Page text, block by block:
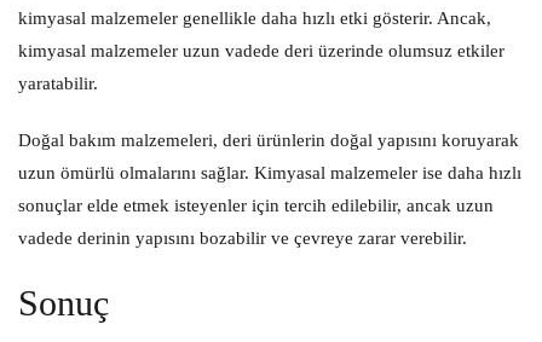
kimyasal malzemeler genellikle daha hızlı etki gösterir. Ancak,
kimyasal malzemeler uzun vadede deri üzerinde olumsuz etkiler
yaratabilir.
Doğal bakım malzemeleri, deri ürünlerin doğal yapısını koruyarak
uzun ömürlü olmalarını sağlar. Kimyasal malzemeler ise daha hızlı
sonuçlar elde etmek isteyenler için tercih edilebilir, ancak uzun
vadede derinin yapısını bozabilir ve çevreye zarar verebilir.
Sonuç